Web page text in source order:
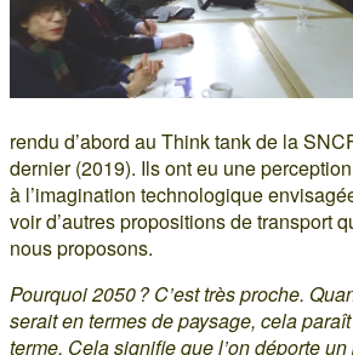
rendu d’abord au Think tank de la
dernier (2019). Ils ont eu une
à l’imagination technologique
voir d’autres propositions de transport
nous proposons.
Pourquoi 2050 ? C’est très proche.
serait en termes de paysage, cela
terme. Cela signifie que l’on déporte